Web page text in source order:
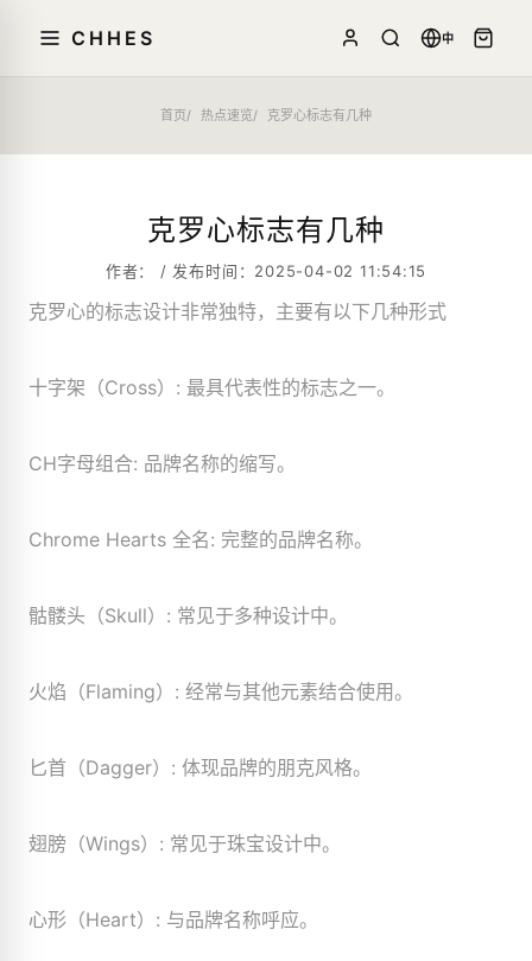
CHHES 中
首页 热点速览 克罗心标志有几种
克罗心标志有几种
作者： / 发布时间：2025-04-02 11:54:15
克罗心的标志设计非常独特，主要有以下几种形式
十字架（Cross）: 最具代表性的标志之一。
CH字母组合: 品牌名称的缩写。
Chrome Hearts 全名: 完整的品牌名称。
骷髅头（Skull）: 常见于多种设计中。
火焰（Flaming）: 经常与其他元素结合使用。
匕首（Dagger）: 体现品牌的朋克风格。
翅膀（Wings）: 常见于珠宝设计中。
心形（Heart）: 与品牌名称呼应。